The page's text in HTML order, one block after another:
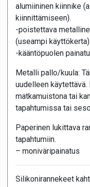
alumiininen kiinnike
kiinnittämiseen).
-poistettava
(useampi käyttökerta)
-kääntöpuolen
Metalli pallo/kuula:
uudelleen
matkamuistona tai
tapahtumissa tai
Paperinen lukittava
tapahtumiin.
– moniväripainatus
Silikonirannekeet